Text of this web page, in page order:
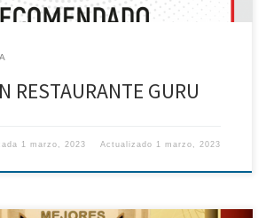
RESTAURANTE GURU
1 marzo, 2023 Actualizado 1 marzo, 2023